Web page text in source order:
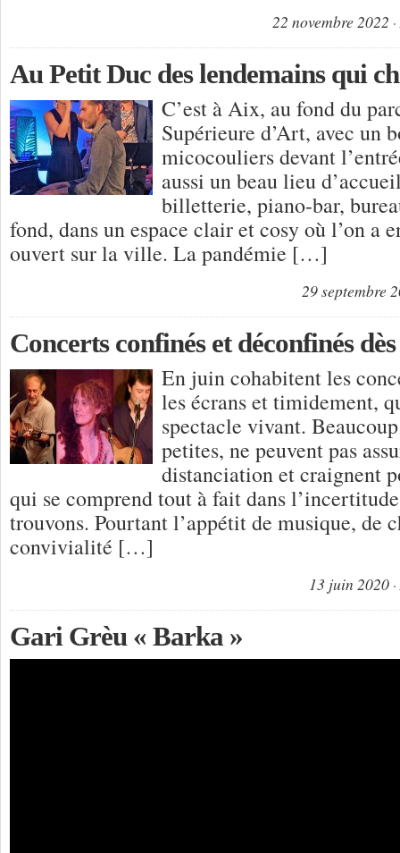
22 novembre 2022
Au Petit Duc des lendemains qui
C’est à Aix, au fond du
Supérieure d’Art, avec un
micocouliers devant
aussi un beau lieu
billetterie, piano-bar,
fond, dans un espace clair et cosy où l’on a
ouvert sur la ville. La pandémie […]
29 septembre
Concerts confinés et déconfinés
En juin cohabitent les
les écrans et timidement,
spectacle vivant.
petites, ne peuvent pas
distanciation et craignent
qui se comprend tout à fait dans
trouvons. Pourtant l’appétit de musique, de
convivialité […]
13 juin 2020
Gari Grèu « Barka »